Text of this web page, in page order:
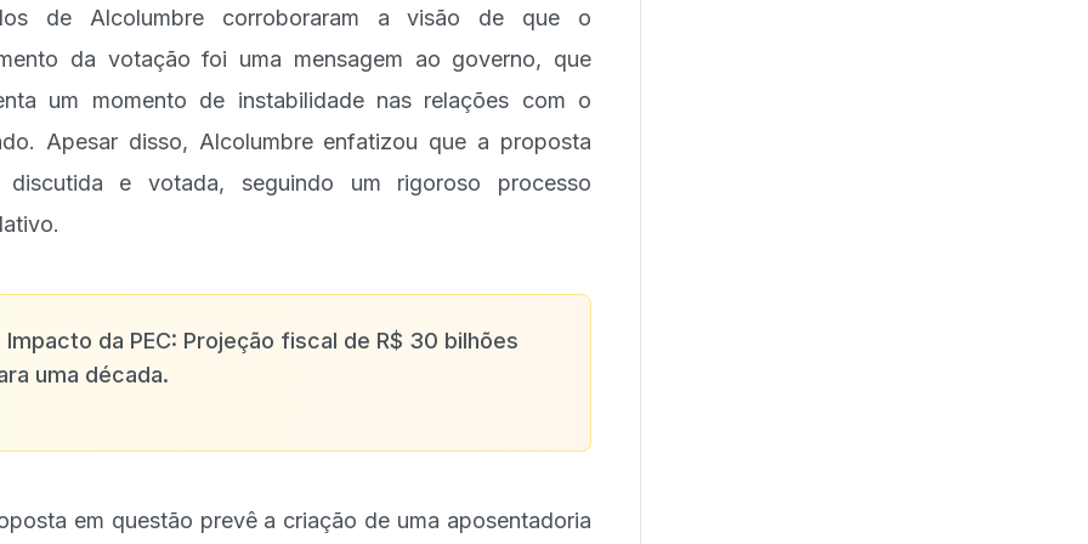
de Alcolumbre corroboraram a visão de que o
da votação foi uma mensagem ao governo, que
um momento de instabilidade nas relações com o
Apesar disso, Alcolumbre enfatizou que a proposta
discutida e votada, seguindo um rigoroso processo
Impacto da PEC: Projeção fiscal de R$ 30 bilhões
uma década.
em questão prevê a criação de uma aposentadoria